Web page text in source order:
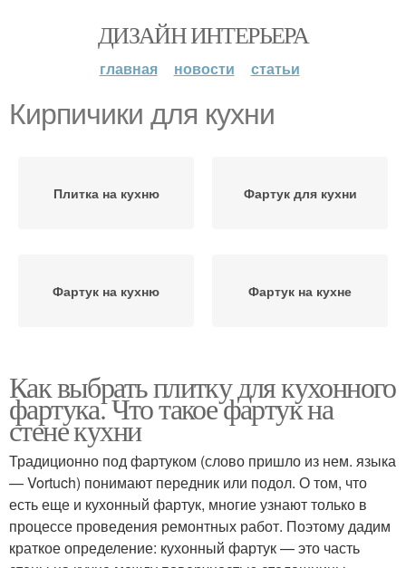
ДИЗАЙН ИНТЕРЬЕРА
главная новости статьи
Кирпичики для кухни
Плитка на кухню Фартук для кухни
Фартук на кухню Фартук на кухне
Как выбрать плитку для кухонного
фартука. Что такое фартук на
стене кухни
Традиционно под фартуком (слово пришло из нем. языка
— Vortuch) понимают передник или подол. О том, что
есть еще и кухонный фартук, многие узнают только в
процессе проведения ремонтных работ. Поэтому дадим
краткое определение: кухонный фартук — это часть